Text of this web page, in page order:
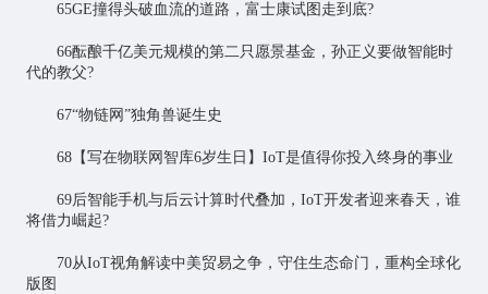
65GE撞得头破血流的道路，富士康试图走到底?
66酝酿千亿美元规模的第二只愿景基金，孙正义要做智能时
代的教父?
67“物链网”独角兽诞生史
68【写在物联网智库6岁生日】IoT是值得你投入终身的事业
69后智能手机与后云计算时代叠加，IoT开发者迎来春天，谁
将借力崛起?
70从IoT视角解读中美贸易之争，守住生态命门，重构全球化
版图